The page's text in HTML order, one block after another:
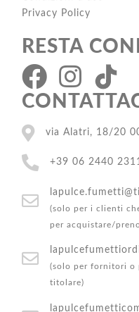
Privacy Policy
RESTA
via Alatri, 18/20
+39 06 2440
(solo per i clienti
per acquistare/
(solo per fornitori o
titolare)